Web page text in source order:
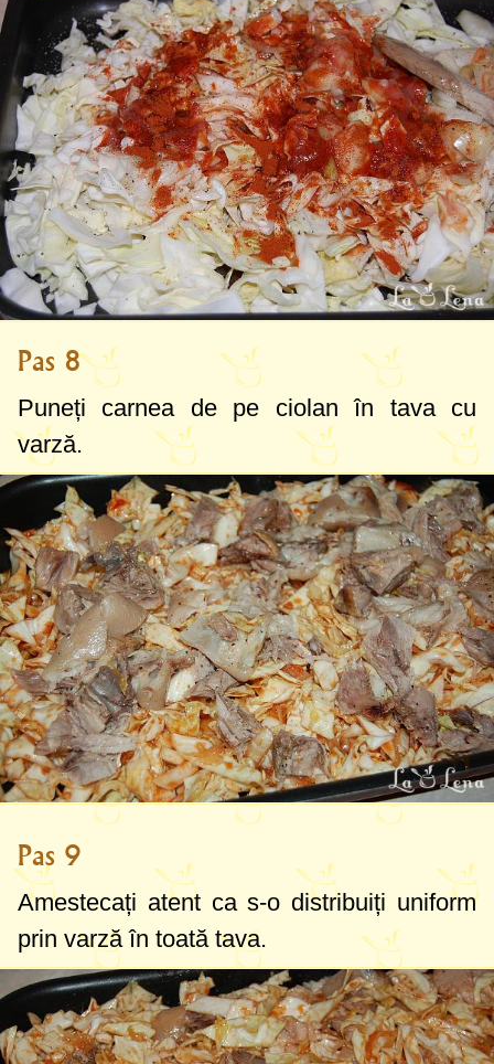
Pas 8
Puneți carnea de pe ciolan în tava cu
varză.
Pas 9
Amestecați atent ca s-o distribuiți uniform
prin varză în toată tava.